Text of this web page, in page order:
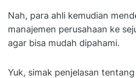
Nah, para ahli kemudian
manajemen perusahaan ke
agar bisa mudah dipahami.
Yuk, simak penjelasan